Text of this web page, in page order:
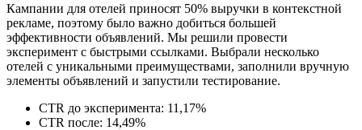
Кампании для отелей приносят 50% выручки в контекстной
рекламе, поэтому было важно добиться большей
эффективности объявлений. Мы решили провести
эксперимент с быстрыми ссылками. Выбрали несколько
отелей с уникальными преимуществами, заполнили вручную
элементы объявлений и запустили тестирование.
CTR до эксперимента: 11,17%
CTR после: 14,49%